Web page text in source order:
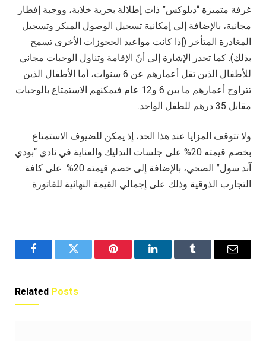
غرفة متميزة “ديلوكس” ذات إطلالة بحرية خلابة، ووجبة إفطار
مجانية، بالإضافة إلى إمكانية تسجيل الوصول المبكر وتسجيل
المغادرة المتأخر (إذا كانت مواعيد الحجوزات الأخرى تسمح
بذلك). كما تجدر الإشارة إلى أنّ الإقامة وتناول الوجبات مجاني
للأطفال الذين تقل أعمارهم عن 6 سنوات، أما الأطفال الذين
تتراوح أعمارهم ما بين 6 و12 عام فيمكنهم الاستمتاع بالوجبات
مقابل 35 درهم للطفل الواحد.
ولا تتوقف المزايا عند هذا الحد، إذ يمكن للضيوف الاستمتاع
بخصم قيمته 20% على جلسات التدليك والعناية في نادي “بودي
آند سول” الصحي، بالإضافة إلى خصم قيمته 20% على كافة
التجارب الذوقية وذلك على إجمالي القيمة النهائية للفاتورة.
FacebookTwitter Pinterest LinkedInTumblr Email
Related Posts